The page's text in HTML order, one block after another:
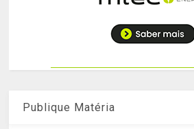
Publique Matéria